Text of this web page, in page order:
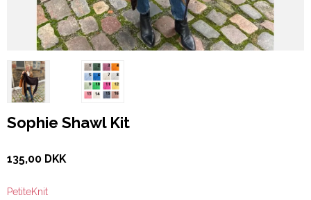
Sophie Shawl Kit
135,00 DKK
PetiteKnit